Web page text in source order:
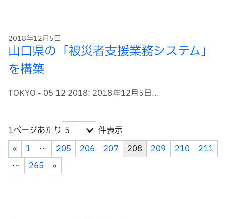
2018年12月5日
山口県の「被災者支援業務システム」
を構築
TOKYO - 05 12 2018: 2018年12月5日...
1ページあたり 5
件表示
«
1 … 205 206 207 208 209 210
211
…
265 »